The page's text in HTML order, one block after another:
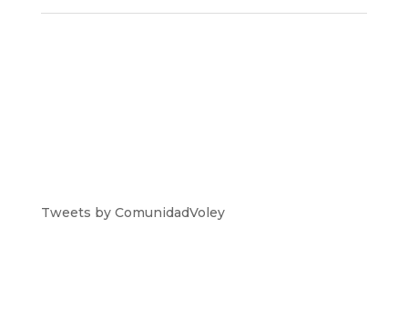
Tweets by ComunidadVoley